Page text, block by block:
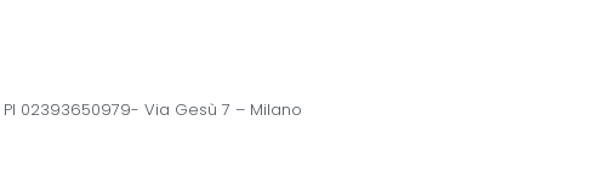
PI 02393650979- Via Gesù 7 – Milano